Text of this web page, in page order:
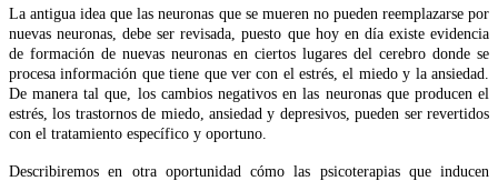
La antigua idea que las neuronas que se mueren no pueden reemplazarse por
nuevas neuronas, debe ser revisada, puesto que hoy en día existe evidencia
de formación de nuevas neuronas en ciertos lugares del cerebro donde se
procesa información que tiene que ver con el estrés, el miedo y la ansiedad.
De manera tal que, los cambios negativos en las neuronas que producen el
estrés, los trastornos de miedo, ansiedad y depresivos, pueden ser revertidos
con el tratamiento específico y oportuno.
Describiremos en otra oportunidad cómo las psicoterapias que inducen